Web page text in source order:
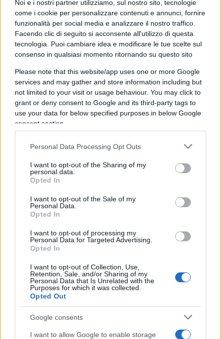
Noi e i nostri partner utilizziamo, sul nostro sito, tecnologie
come i cookie per personalizzare contenuti e annunci, fornire
funzionalità per social media e analizzare il nostro traffico.
Facendo clic di seguito si acconsente all'utilizzo di questa
tecnologia. Puoi cambiare idea e modificare le tue scelte sul
consenso in qualsiasi momento ritornando su questo sito
Please note that this website/app uses one or more Google
services and may gather and store information including but
not limited to your visit or usage behaviour. You may click to
grant or deny consent to Google and its third-party tags to
use your data for below specified purposes in below Google
consent section.
Personal Data Processing Opt Outs
I want to opt-out of the Sharing of my
personal data.
Opted In
I want to opt-out of the Sale of my
Personal Data.
Opted In
I want to opt-out of processing my
Personal Data for Targeted Advertising.
Opted In
I want to opt-out of Collection, Use,
Retention, Sale, and/or Sharing of my
Personal Data that Is Unrelated with the
Purposes for which it was collected.
Opted Out
Google consents
I want to allow Google to enable storage
Questo è un passo in avanti importante.La
questione del civico o del politico è una
finzione e speriamo che se ne convinca anche
Forza Italia.Abbiamo tanti strumenti per poter
decidere e abbiamo sempre avuto la capacità di
farlo insieme, nello spirito di unità che è un
grande valore del centro-destra”.
“Siamo sempre riusciti a fare
sintesi senza primarie”
Colucci conclude: “Riguardo le primarie, non sono
certamente lo strumento a cui siamo stati
abituati
, proprio perché non siamo divisi come
il centrosinistra. Siamo sempre riusciti,
incontrandoci, a fare sintesi.
destra si incontri per definire un progetto per la
Milano del futuro ed il migliore candidato sindaco
Nicolaporro.it è anche su Whatsapp. È
sufficiente
essere sempre aggiornati (gratis).